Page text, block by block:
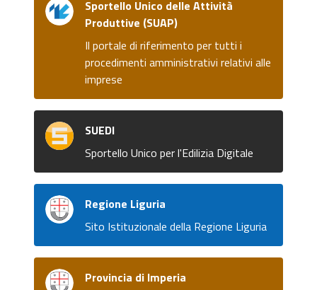
Sportello Unico delle Attività
Produttive (SUAP)
Il portale di riferimento per tutti i
procedimenti amministrativi relativi alle
imprese
SUEDI
Sportello Unico per l'Edilizia Digitale
Regione Liguria
Sito Istituzionale della Regione Liguria
Provincia di Imperia